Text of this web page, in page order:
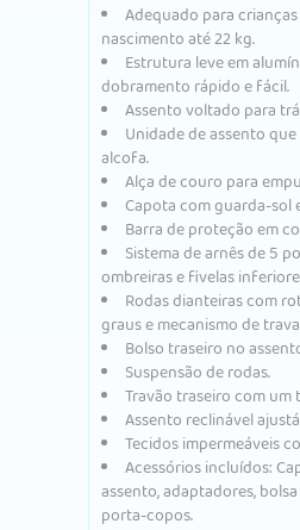
Adequado para
nascimento até 22 kg.
Estrutura leve em
dobramento rápido e fácil.
Assento voltado para
Unidade de assento
alcofa.
Alça de couro para
Capota com guarda-sol
Barra de proteção em
Sistema de arnês de 5
ombreiras e fivelas
Rodas dianteiras com
graus e mecanismo de
Bolso traseiro no
Suspensão de rodas.
Travão traseiro com um
Assento reclinável
Tecidos impermeáveis
Acessórios incluídos:
assento, adaptadores,
porta-copos.